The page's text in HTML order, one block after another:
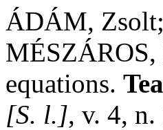
ÁDÁM,
MÉSZÁROS,
equations.
[S. l.], v. 4,